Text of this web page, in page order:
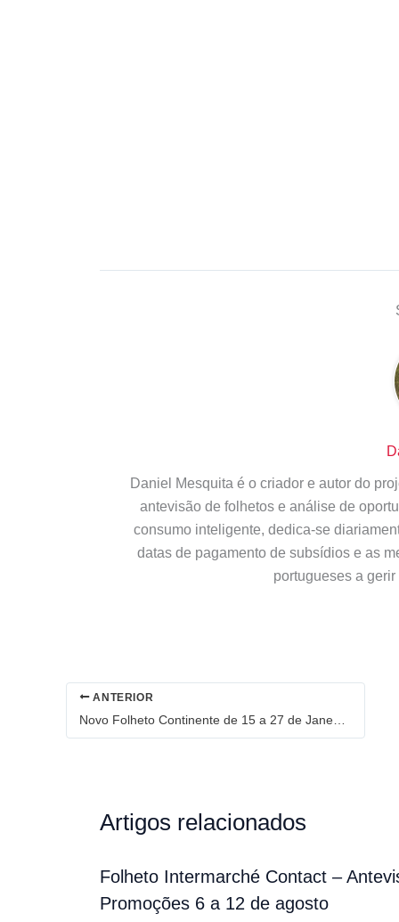
Daniel Mesquita é o criador e autor do
antevisão de folhetos e análise de
consumo inteligente, dedica-se
datas de pagamento de subsídios e as
portugueses a
ANTERIOR
Artigos relacionados
Folheto Intermarché Contact –
Promoções 6 a 12 de agosto